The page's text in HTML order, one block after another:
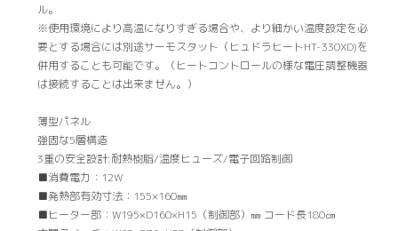
ル。
※使用環境により高温になりすぎる場合や、より細かい温度設定を必
要とする場合には別途サーモスタット（ヒュドラヒートHT-330XD)を
併用することも可能です。（ヒートコントロールの様な電圧調整機器
は接続することは出来ません。）
薄型パネル
強固な5層構造
3重の安全設計:耐熱樹脂/温度ヒューズ/電子回路制御
■消費電力：12W
■発熱部有効寸法：155×160㎜
■ヒーター部：W195×D160×H15（制御部）㎜ コード長180㎝